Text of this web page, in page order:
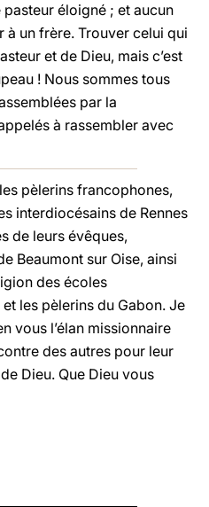
éloigné ; et aucun
à un frère. Trouver celui qui
et de Dieu, mais c’est
! Nous sommes tous
par la
à rassembler avec
pèlerins francophones,
interdiocésains de Rennes
de leurs évêques,
Beaumont sur Oise, ainsi
des écoles
les pèlerins du Gabon. Je
vous l’élan missionnaire
des autres pour leur
Dieu. Que Dieu vous